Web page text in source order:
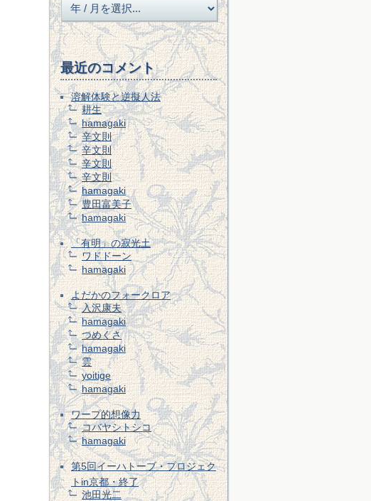
最近のコメント
溶解体験と逆擬人法
耕生
hamagaki
辛文則
辛文則
辛文則
辛文則
hamagaki
豊田富美子
hamagaki
「有明」の寂光土
ワドドーン
hamagaki
よだかのフォークロア
入沢康夫
hamagaki
つめくさ
hamagaki
雲
yoitige
hamagaki
ワープ的想像力
コバヤシトシコ
hamagaki
第5回イーハトーブ・プロジェク
トin京都・終了
池田光二